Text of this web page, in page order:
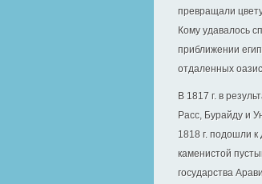
превращали
Кому удавалось
приближении
отдаленных
В 1817 г. в
Расс, Бурайду и
1818 г. подошли
каменистой
государства